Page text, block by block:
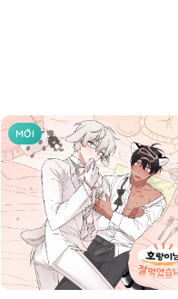
MỚI